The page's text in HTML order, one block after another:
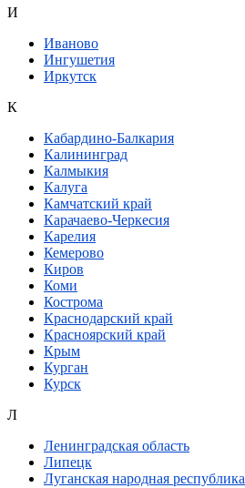
И
Иваново
Ингушетия
Иркутск
К
Кабардино-Балкария
Калининград
Калмыкия
Калуга
Камчатский край
Карачаево-Черкесия
Карелия
Кемерово
Киров
Коми
Кострома
Краснодарский край
Красноярский край
Крым
Курган
Курск
Л
Ленинградская область
Липецк
Луганская народная республика